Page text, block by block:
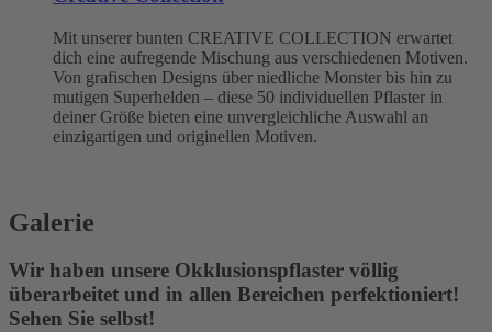
Mit unserer bunten CREATIVE COLLECTION erwartet
dich eine aufregende Mischung aus verschiedenen Motiven.
Von grafischen Designs über niedliche Monster bis hin zu
mutigen Superhelden – diese 50 individuellen Pflaster in
deiner Größe bieten eine unvergleichliche Auswahl an
einzigartigen und originellen Motiven.
Galerie
Wir haben unsere Okklusionspflaster völlig
überarbeitet und in allen Bereichen perfektioniert!
Sehen Sie selbst!